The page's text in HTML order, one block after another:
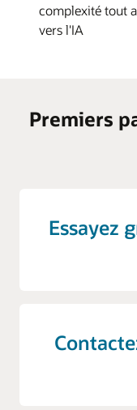
complexité tout
vers l'IA
Premiers
Essayez